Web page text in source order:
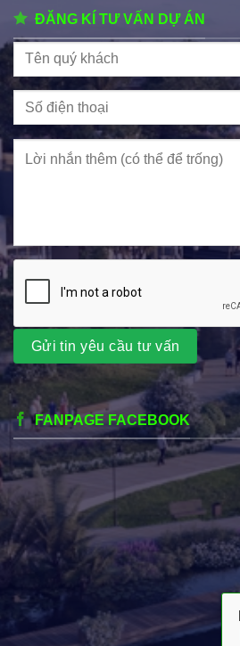
ĐĂNG KÍ TƯ VẤN DỰ ÁN
FANPAGE FACEBOOK